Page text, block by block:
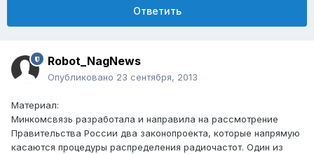
Ответить
Robot_NagNews
Опубликовано 23 сентября, 2013
Материал:
Минкомсвязь разработала и направила на рассмотрение
Правительства России два законопроекта, которые напрямую
касаются процедуры распределения радиочастот. Один из